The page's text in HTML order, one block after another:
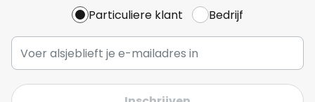
Particuliere klant Bedrijf